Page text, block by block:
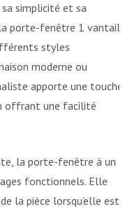
simplicité et sa
porte-fenêtre 1 vantail
styles
moderne ou
apporte une touche
offrant une facilité
la porte-fenêtre à un
fonctionnels. Elle
la pièce lorsqu’elle est